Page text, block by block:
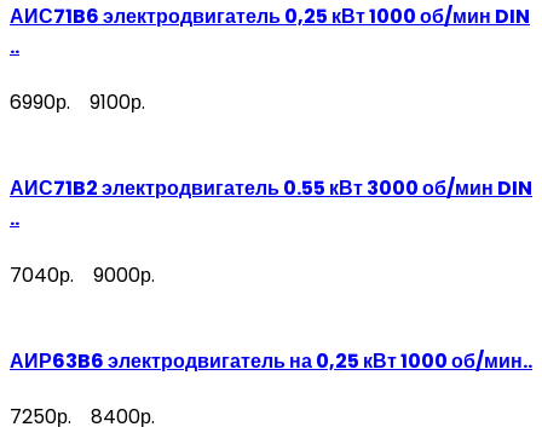
АИС71B6 электродвигатель 0,25 кВт 1000 об/мин DIN
..
6990р. 9100р.
АИС71B2 электродвигатель 0.55 кВт 3000 об/мин DIN
..
7040р. 9000р.
АИР63B6 электродвигатель на 0,25 кВт 1000 об/мин..
7250р. 8400р.